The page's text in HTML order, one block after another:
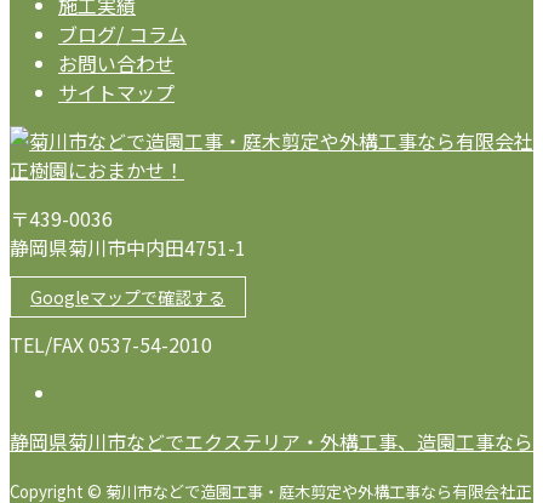
ブログ/ コラム
お問い合わせ
サイトマップ
〒439-0036
静岡県菊川市中内田4751-1
Googleマップで確認する
TEL/FAX 0537-54-2010
静岡県菊川市などでエクステリア・外構工事、造園工事な
Copyright © 菊川市などで造園工事・庭木剪定や外構工事なら有限会社正